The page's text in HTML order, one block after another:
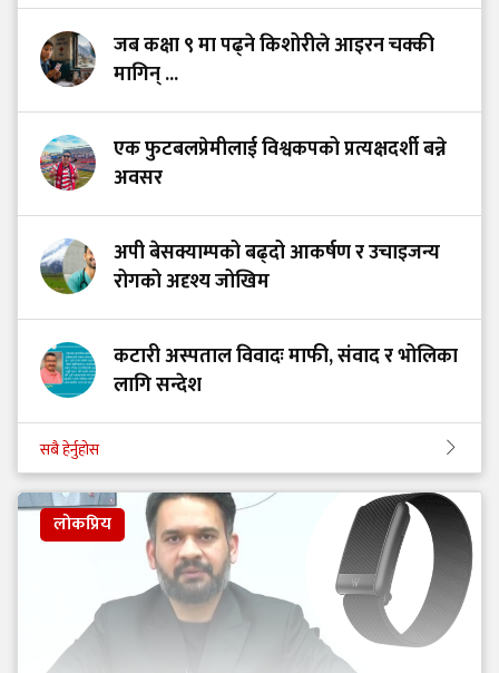
जब कक्षा ९ मा पढ्ने किशोरीले आइरन चक्की
मागिन् ...
एक फुटबलप्रेमीलाई विश्वकपको प्रत्यक्षदर्शी बन्ने
अवसर
अपी बेसक्याम्पको बढ्दो आकर्षण र उचाइजन्य
रोगको अदृश्य जोखिम
कटारी अस्पताल विवादः माफी, संवाद र भोलिका
लागि सन्देश
सबै हेर्नुहोस
लोकप्रिय